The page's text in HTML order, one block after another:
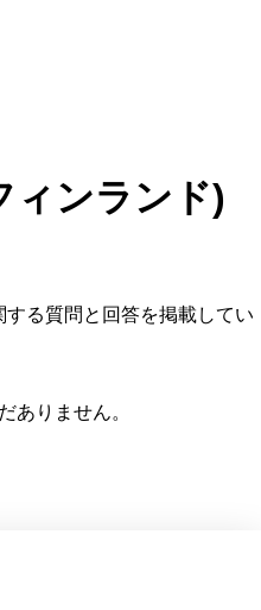
ィンランド)
する質問と回答を掲載してい
ありません。